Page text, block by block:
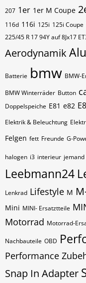
207 1er 1er M Coupe
116d 116i 125i 125i Coupe
225/45 R 17 94Y auf 8Jx17
Aerodynamik
Batterie bmw BMW-
BMW Winterräder Button
Doppelspeiche E81 e82
Elektrik & Beleuchtung
Felgen fett Freunde G-
halogen i3 interieur
Leebmann24
Lenkrad Lifestyle M
Mini MINI- Ersatztteile
Motorrad Motorrad-
Nachbauteile OBD
Performance
Snap In Adapter